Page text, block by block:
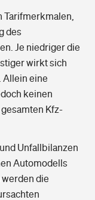
Tarifmerkmalen,
des
Je niedriger die
wirkt sich
Allein eine
keinen
Kfz-
Unfallbilanzen
Automodells
die